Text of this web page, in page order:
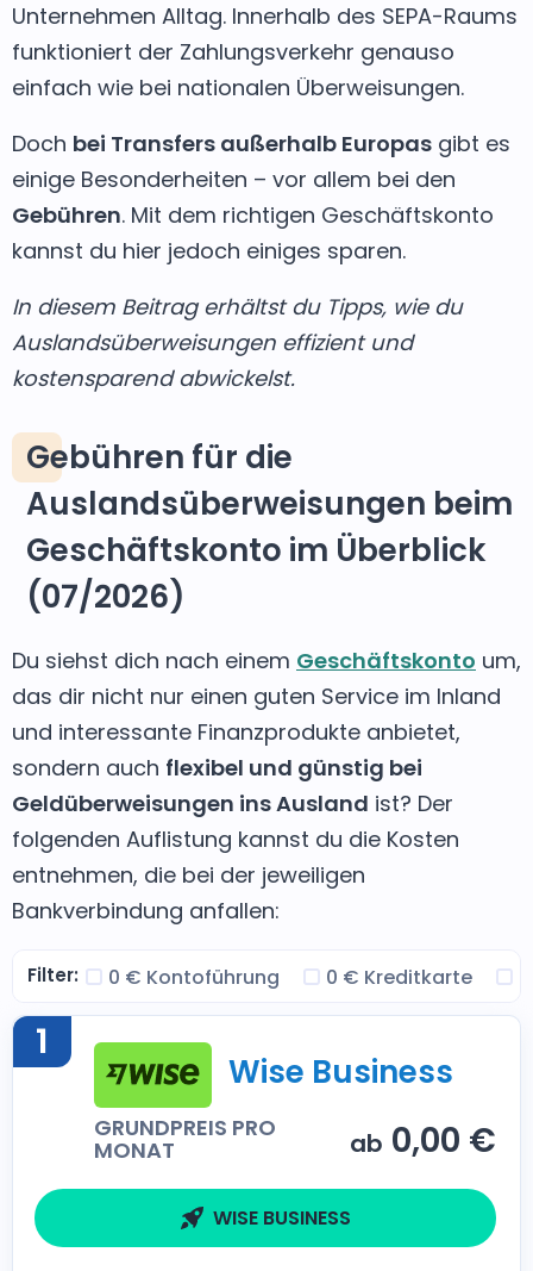
Unternehmen Alltag. Innerhalb des SEPA-Raums
funktioniert der Zahlungsverkehr genauso
einfach wie bei nationalen Überweisungen.
Doch bei Transfers außerhalb Europas gibt es
einige Besonderheiten – vor allem bei den
Gebühren. Mit dem richtigen Geschäftskonto
kannst du hier jedoch einiges sparen.
In diesem Beitrag erhältst du Tipps, wie du
Auslandsüberweisungen effizient und
kostensparend abwickelst.
Gebühren für die
Auslandsüberweisungen beim
Geschäftskonto im Überblick
(07/2026)
Du siehst dich nach einem Geschäftskonto um,
das dir nicht nur einen guten Service im Inland
und interessante Finanzprodukte anbietet,
sondern auch flexibel und günstig bei
Geldüberweisungen ins Ausland ist? Der
folgenden Auflistung kannst du die Kosten
entnehmen, die bei der jeweiligen
Bankverbindung anfallen:
Filter: 0 € Kontoführung 0 € Kreditkarte
1
Wise Business
GRUNDPREIS PRO
MONAT ab 0,00 €
WISE BUSINESS